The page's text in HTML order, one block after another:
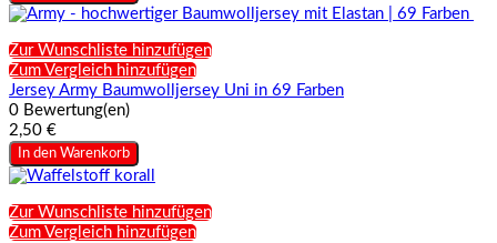
Zur Wunschliste hinzufügen
Zum Vergleich hinzufügen
Jersey Army Baumwolljersey Uni in 69 Farben
0 Bewertung(en)
2,50 €
In den Warenkorb
Zur Wunschliste hinzufügen
Zum Vergleich hinzufügen